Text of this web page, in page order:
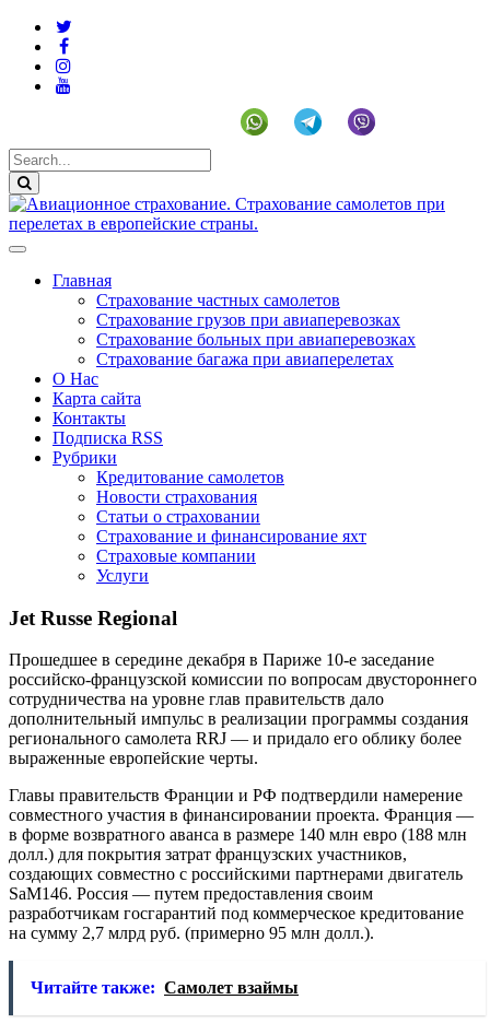
Главная
Страхование частных самолетов
Страхование грузов при авиаперевозках
Страхование больных при авиаперевозках
Страхование багажа при авиаперелетах
О Нас
Карта сайта
Контакты
Подписка RSS
Рубрики
Кредитование самолетов
Новости страхования
Статьи о страховании
Страхование и финансирование яхт
Страховые компании
Услуги
Jet Russe Regional
Прошедшее в середине декабря в Париже 10-е заседание
российско-французской комиссии по вопросам двустороннего
сотрудничества на уровне глав правительств дало
дополнительный импульс в реализации программы создания
регионального самолета RRJ — и придало его облику более
выраженные европейские черты.
Главы правительств Франции и РФ подтвердили намерение
совместного участия в финансировании проекта. Франция —
в форме возвратного аванса в размере 140 млн евро (188 млн
долл.) для покрытия затрат французских участников,
создающих совместно с российскими партнерами двигатель
SaM146. Россия — путем предоставления своим
разработчикам госгарантий под коммерческое кредитование
на сумму 2,7 млрд руб. (примерно 95 млн долл.).
Читайте также: Самолет взаймы